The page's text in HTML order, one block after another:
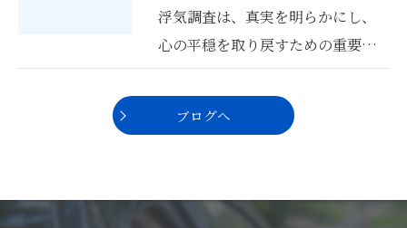
浮気調査は、真実を明らかにし、
心の平穏を取り戻すための重要…
ブログへ